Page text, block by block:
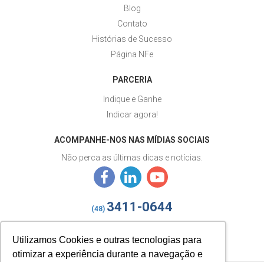
Utilizamos Cookies e outras tecnologias para
otimizar a experiência durante a navegação e
Blog
Contato
Histórias de Sucesso
Página NFe
PARCERIA
Indique e Ganhe
Indicar agora!
ACOMPANHE-NOS NAS MÍDIAS SOCIAIS
Não perca as últimas dicas e notícias.
(48) 3411-0644
izy@gestaoizy.com.br